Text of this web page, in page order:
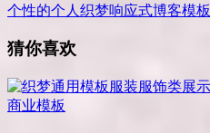
个性的个人织梦响应式博客模板
猜你喜欢
商业模板